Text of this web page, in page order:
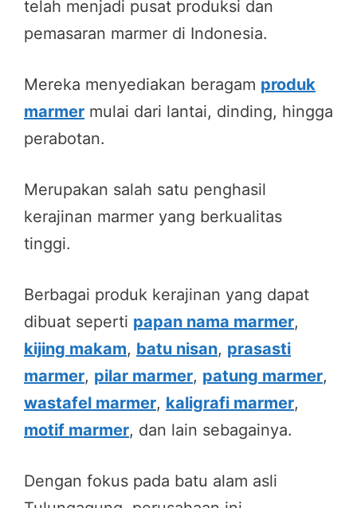
telah menjadi pusat produksi dan
pemasaran marmer di Indonesia.
Mereka menyediakan beragam produk
marmer mulai dari lantai, dinding, hingga
perabotan.
Merupakan salah satu penghasil
kerajinan marmer yang berkualitas
tinggi.
Berbagai produk kerajinan yang dapat
dibuat seperti papan nama marmer,
kijing makam, batu nisan, prasasti
marmer, pilar marmer, patung marmer,
wastafel marmer, kaligrafi marmer,
motif marmer, dan lain sebagainya.
Dengan fokus pada batu alam asli